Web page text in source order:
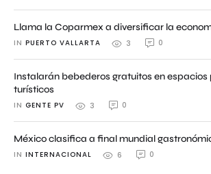
Llama la Coparmex a diversificar la
IN PUERTO VALLARTA 3 0
Instalarán bebederos gratuitos en espacios
turísticos
IN GENTE PV 3 0
México clasifica a final mundial
IN INTERNACIONAL 6 0